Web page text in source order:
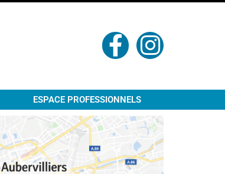
ESPACE PROFESSIONNELS